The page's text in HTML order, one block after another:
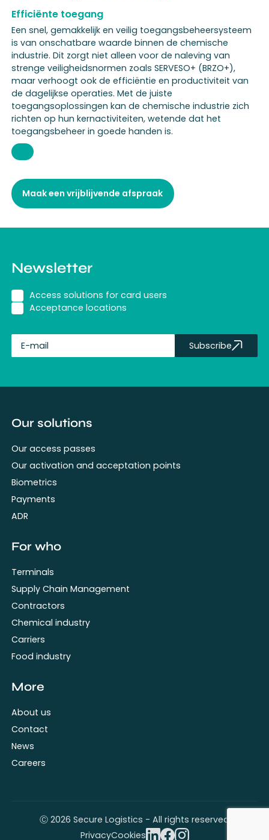
Efficiënte toegang
Een snel, gemakkelijk en veilig toegangsbeheersysteem
is van onschatbare waarde binnen de chemische
industrie. Dit zorgt niet alleen voor de naleving van
strenge veiligheidsnormen zoals SERVESO+ (BRZO+),
maar verhoogt ook de efficiëntie en productiviteit van
de dagelijkse operaties. Met de juiste
toegangsoplossingen kan de chemische industrie zich
richten op hun kernactiviteiten, wetende dat het
toegangsbeheer in goede handen is.
Maak een vrijblijvende afspraak
Newsletter
Access solutions for card users
Acceptance locations
Subscribe
Our solutions
Our access passes
Our activation and acceptation points
Biometrics
Payments
ADR
For who
Terminals
Supply Chain Management
Contractors
Chemical industry
Carriers
Food industry
More
About us
Contact
News
Careers
Ⓒ 2026 Secure Logistics - All rights reserved
PrivacyCookies